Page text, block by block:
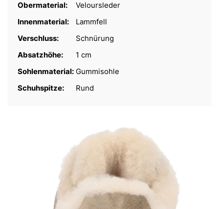
Obermaterial:
Veloursleder
Innenmaterial:
Lammfell
Verschluss:
Schnürung
Absatzhöhe:
1 cm
Sohlenmaterial: Gummisohle
Schuhspitze:
Rund